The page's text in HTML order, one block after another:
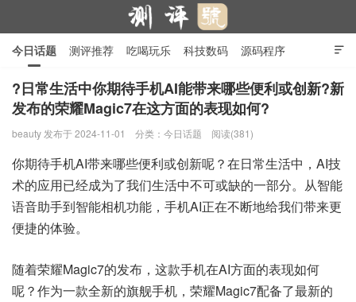
测评号

今日话题 测评推荐 吃喝玩乐 科技数码 源码程序
行业产品 在线投稿 隐私政策
?日常生活中你期待手机AI能带来哪些便利或创新?新
发布的荣耀Magic7在这方面的表现如何?
beauty 发布于 2024-11-01 分类： 今日话题 阅读(381)
你期待手机AI带来哪些便利或创新呢？在日常生活中，AI技
术的应用已经成为了我们生活中不可或缺的一部分。从智能
语音助手到智能相机功能，手机AI正在不断地给我们带来更
便捷的体验。
随着荣耀Magic7的发布，这款手机在AI方面的表现如何
呢？作为一款全新的旗舰手机，荣耀Magic7配备了最新的